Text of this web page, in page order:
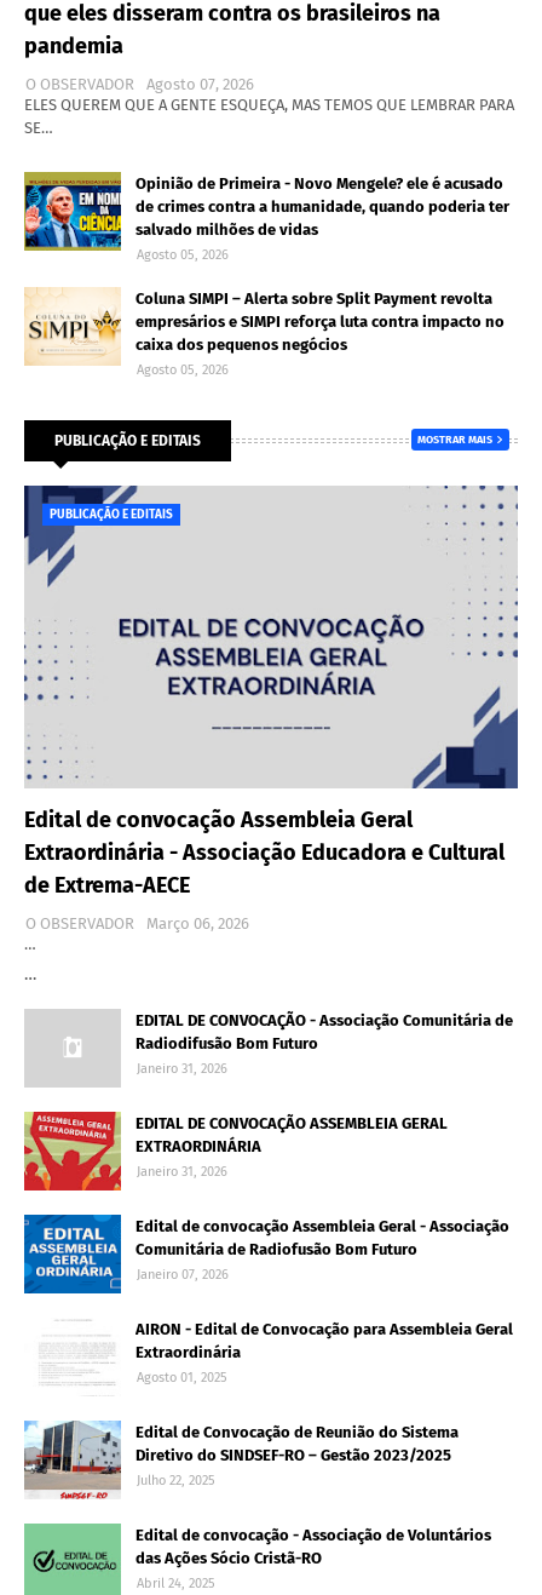
que eles disseram contra os brasileiros na
pandemia
O OBSERVADOR
Agosto 07, 2026
ELES QUEREM QUE A GENTE ESQUEÇA, MAS TEMOS QUE LEMBRAR PARA
SE…
Opinião de Primeira - Novo Mengele? ele é acusado
de crimes contra a humanidade, quando poderia ter
salvado milhões de vidas
Agosto 05, 2026
Coluna SIMPI – Alerta sobre Split Payment revolta
empresários e SIMPI reforça luta contra impacto no
caixa dos pequenos negócios
Agosto 05, 2026
PUBLICAÇÃO E EDITAIS MOSTRAR MAIS
PUBLICAÇÃO E EDITAIS
Edital de convocação Assembleia Geral
Extraordinária - Associação Educadora e Cultural
de Extrema-AECE
O OBSERVADOR
Março 06, 2026
…
…
EDITAL DE CONVOCAÇÃO - Associação Comunitária de
Radiodifusão Bom Futuro
Janeiro 31, 2026
EDITAL DE CONVOCAÇÃO ASSEMBLEIA GERAL
EXTRAORDINÁRIA
Janeiro 31, 2026
Edital de convocação Assembleia Geral - Associação
Comunitária de Radiofusão Bom Futuro
Janeiro 07, 2026
AIRON - Edital de Convocação para Assembleia Geral
Extraordinária
Agosto 01, 2025
Edital de Convocação de Reunião do Sistema
Diretivo do SINDSEF-RO – Gestão 2023/2025
Julho 22, 2025
Edital de convocação - Associação de Voluntários
das Ações Sócio Cristã-RO
Abril 24, 2025